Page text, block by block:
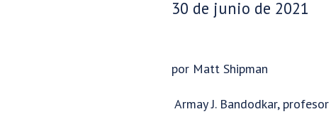
Fecha de publicación:
30 de junio de 2021
por Matt Shipman
Armay J. Bandodkar,